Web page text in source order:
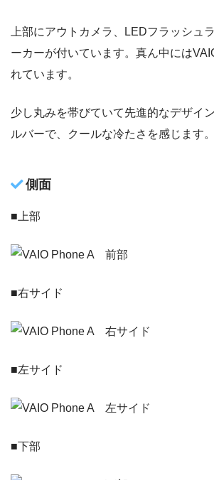
上部にアウトカメラ、LEDフラッシュ
ーカーが付いています。真ん中には
れています。
少し丸みを帯びていて先進的なデザイ
ルバーで、クールな冷たさを感じます。
側面
■上部
■右サイド
■左サイド
■下部